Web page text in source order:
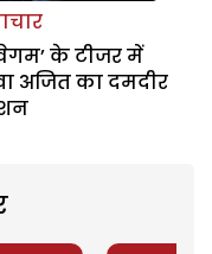
के टीजर में
अजित का दमदीर